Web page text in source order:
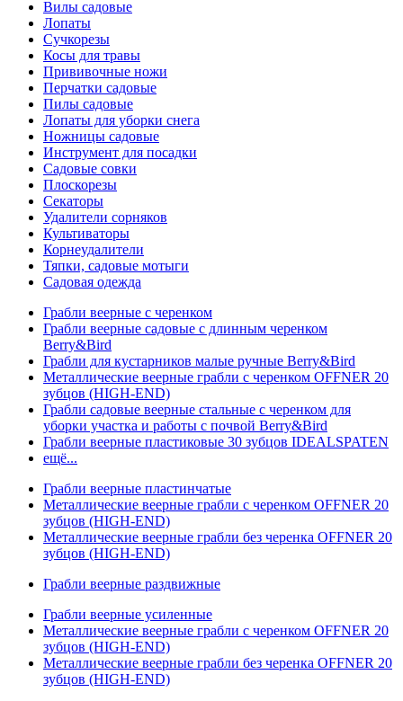
Вилы садовые
Лопаты
Сучкорезы
Косы для травы
Прививочные ножи
Перчатки садовые
Пилы садовые
Лопаты для уборки снега
Ножницы садовые
Инструмент для посадки
Садовые совки
Плоскорезы
Секаторы
Удалители сорняков
Культиваторы
Корнеудалители
Тяпки, садовые мотыги
Садовая одежда
Грабли веерные с черенком
Грабли веерные садовые с длинным черенком
Berry&Bird
Грабли для кустарников малые ручные Berry&Bird
Металлические веерные грабли с черенком OFFNER 20
зубцов (HIGH-END)
Грабли садовые веерные стальные с черенком для
уборки участка и работы с почвой Berry&Bird
Грабли веерные пластиковые 30 зубцов IDEALSPATEN
ещё...
Грабли веерные пластинчатые
Металлические веерные грабли с черенком OFFNER 20
зубцов (HIGH-END)
Металлические веерные грабли без черенка OFFNER 20
зубцов (HIGH-END)
Грабли веерные раздвижные
Грабли веерные усиленные
Металлические веерные грабли с черенком OFFNER 20
зубцов (HIGH-END)
Металлические веерные грабли без черенка OFFNER 20
зубцов (HIGH-END)